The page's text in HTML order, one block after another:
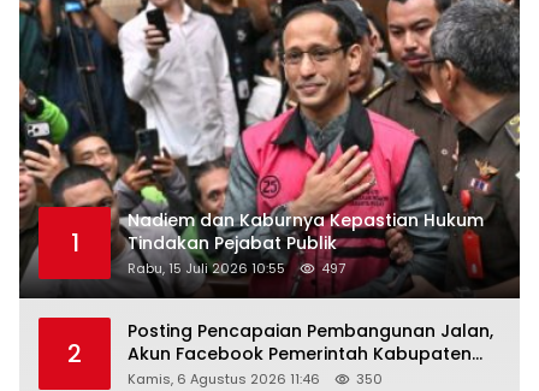
1
Nadiem dan Kaburnya Kepastian Hukum
Tindakan Pejabat Publik
Rabu, 15 Juli 2026 10:55 497
2
Posting Pencapaian Pembangunan Jalan,
Akun Facebook Pemerintah Kabupaten
Rembang “Dirujak” Warganet
Kamis, 6 Agustus 2026 11:46 350